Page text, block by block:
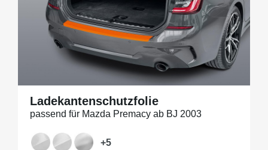
Ladekantenschutzfolie
passend für Mazda Premacy ab BJ 2003
+5